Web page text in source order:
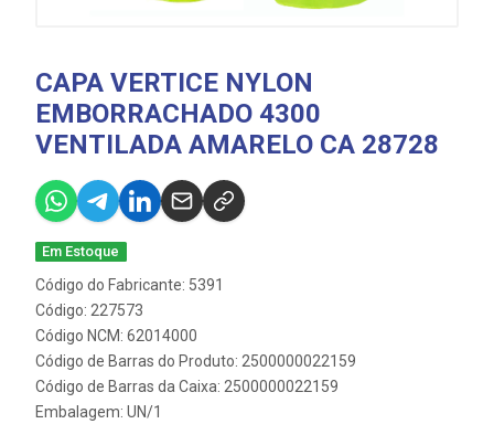
CAPA VERTICE NYLON
EMBORRACHADO 4300
VENTILADA AMARELO CA 28728
Em Estoque
Código do Fabricante: 5391
Código: 227573
Código NCM: 62014000
Código de Barras do Produto: 2500000022159
Código de Barras da Caixa: 2500000022159
Embalagem: UN/1